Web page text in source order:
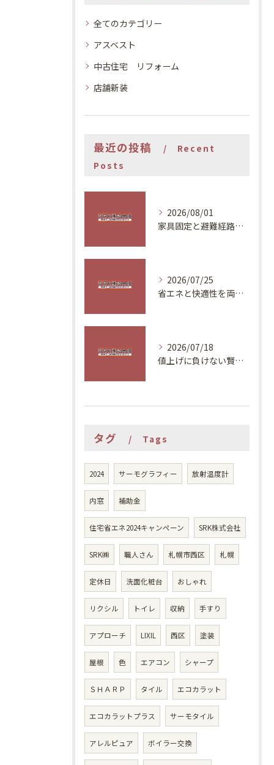
全てのカテゴリー
アスベスト
中古住宅 リフォーム
店舗新装
最近の投稿
Recent
Posts
2026/08/01
家具固定と避難経路で安全な住まいづくり
2026/07/25
省エネと快適性を両立する夏の対策
2026/07/18
値上げに負けない賢いリフォーム計画
タグ Tags
2024 サーモグラフィー 放射温度計
内窓 補助金
住宅省エネ2024キャンペーン SRK株式会社
SRK㈱ 職人さん 札幌市西区 札幌
定休日 洗面化粧台 おしゃれ
リクシル トイレ 収納 手すり
アプローチ LIXIL 西区 塗装
屋根 色 エアコン シャープ
ＳＨＡＲＰ タイル エコカラット
エコカラットプラス サーモタイル
アレルピュア ボイラー交換